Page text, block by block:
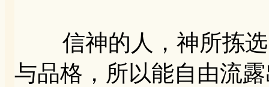
信神的人，神所拣选
与品格，所以能自由流